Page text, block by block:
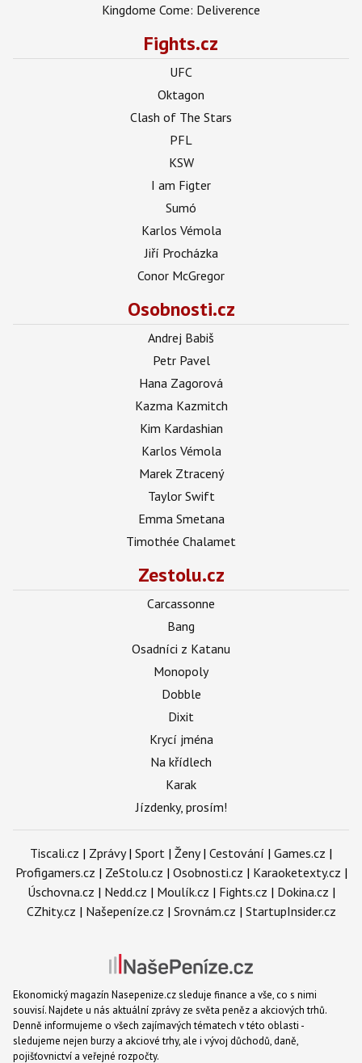
Kingdome Come: Deliverence
Fights.cz
UFC
Oktagon
Clash of The Stars
PFL
KSW
I am Figter
Sumó
Karlos Vémola
Jiří Procházka
Conor McGregor
Osobnosti.cz
Andrej Babiš
Petr Pavel
Hana Zagorová
Kazma Kazmitch
Kim Kardashian
Karlos Vémola
Marek Ztracený
Taylor Swift
Emma Smetana
Timothée Chalamet
Zestolu.cz
Carcassonne
Bang
Osadníci z Katanu
Monopoly
Dobble
Dixit
Krycí jména
Na křídlech
Karak
Jízdenky, prosím!
Tiscali.cz | Zprávy| Sport | Ženy| Cestování | Games.cz |
Profigamers.cz | ZeStolu.cz | Osobnosti.cz | Karaoketexty.cz |
Úschovna.cz | Nedd.cz | Moulík.cz | Fights.cz | Dokina.cz |
CZhity.cz | Našepeníze.cz | Srovnám.cz | StartupInsider.cz
Ekonomický magazín Nasepenize.cz sleduje finance a vše, co s nimi
souvisí. Najdete u nás aktuální zprávy ze světa peněz a akciových trhů.
Denně informujeme o všech zajímavých tématech v této oblasti -
sledujeme nejen burzy a akciové trhy, ale i vývoj důchodů, daně,
pojišťovnictví a veřejné rozpočty.